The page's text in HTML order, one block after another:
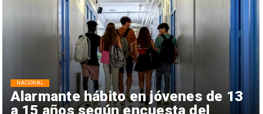
Alarmante hábito en jóvenes de 13
a 15 años según encuesta del
NACIONAL